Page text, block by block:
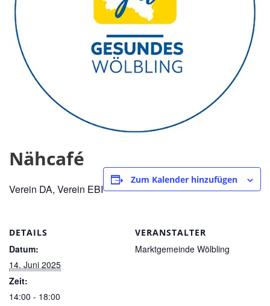
Nähcafé
Verein DA, Verein EBI
Zum Kalender hinzufügen
DETAILS
Datum:
14. Juni 2025
Zeit:
14:00 - 18:00
VERANSTALTER
Marktgemeinde Wölbling